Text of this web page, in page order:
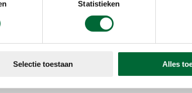
Statistieken
Selectie toestaan Alles